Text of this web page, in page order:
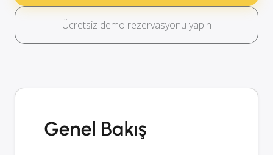
Ücretsiz demo rezervasyonu yapın
Genel Bakış